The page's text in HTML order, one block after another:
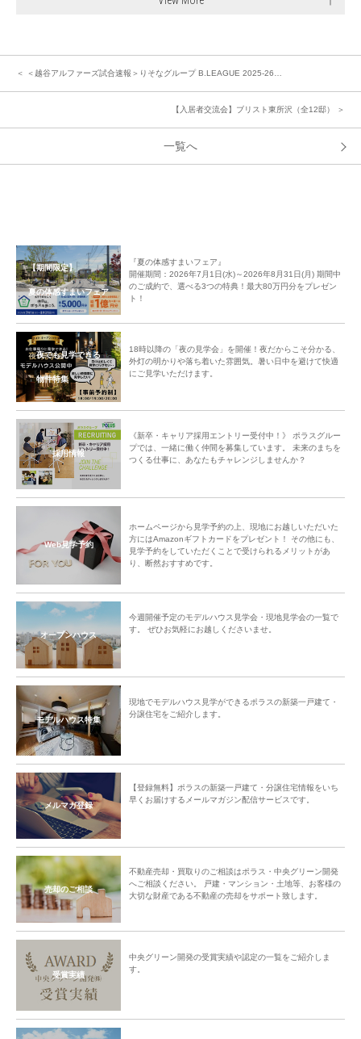
＜ ＜越谷アルファーズ試合速報＞りそなグループ B.LEAGUE 2025-26…
【入居者交流会】ブリスト東所沢（全12邸） ＞
一覧へ
【期間限定】
夏の体感すまいフェア
『夏の体感すまいフェア』
開催期間：2026年7月1日(水)～2026年8月31日(月) 期間中
のご成約で、選べる3つの特典！最大80万円分をプレゼン
ト！
夜でも見学できる
物件特集
18時以降の「夜の見学会」を開催！夜だからこそ分かる、
外灯の明かりや落ち着いた雰囲気。暑い日中を避けて快適
にご見学いただけます。
採用情報
《新卒・キャリア採用エントリー受付中！》 ポラスグルー
プでは、一緒に働く仲間を募集しています。 未来のまちを
つくる仕事に、あなたもチャレンジしませんか？
Web見学予約
ホームページから見学予約の上、現地にお越しいただいた
方にはAmazonギフトカードをプレゼント！ その他にも、
見学予約をしていただくことで受けられるメリットがあ
り、断然おすすめです。
オープンハウス
今週開催予定のモデルハウス見学会・現地見学会の一覧で
す。 ぜひお気軽にお越しくださいませ。
モデルハウス特集
現地でモデルハウス見学ができるポラスの新築一戸建て・
分譲住宅をご紹介します。
メルマガ登録
【登録無料】ポラスの新築一戸建て・分譲住宅情報をいち
早くお届けするメールマガジン配信サービスです。
売却のご相談
不動産売却・買取りのご相談はポラス・中央グリーン開発
へご相談ください。 戸建・マンション・土地等、お客様の
大切な財産である不動産の売却をサポート致します。
受賞実績
中央グリーン開発の受賞実績や認定の一覧をご紹介しま
す。